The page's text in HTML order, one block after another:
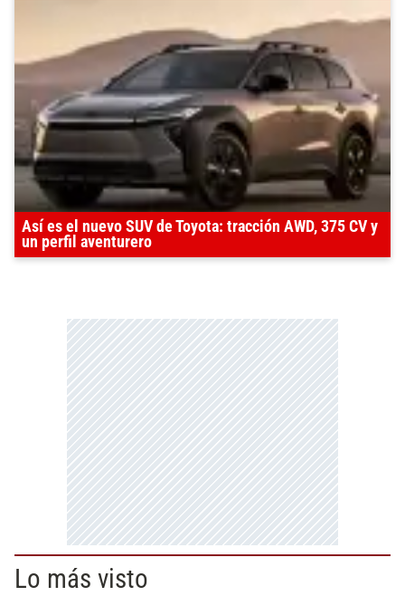
Así es el nuevo SUV de Toyota: tracción AWD, 375 CV y
un perfil aventurero
Lo más visto